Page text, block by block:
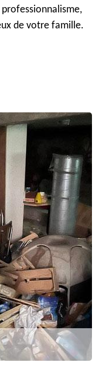
de votre famille.